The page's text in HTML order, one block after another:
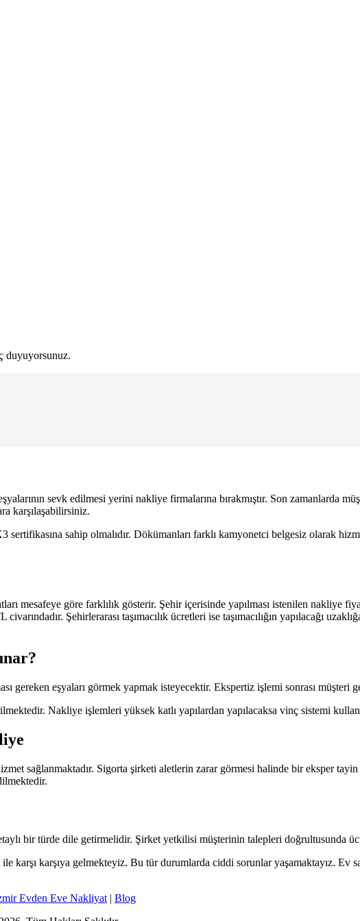
duyuyorsunuz.
sevk edilmesi yerini nakliye firmalarına bırakmıştır. Son zamanlarda
karşılaşabilirsiniz.
sahip olmalıdır. Dökümanları farklı kamyonetci belgesiz olarak
mesafeye göre farklılık gösterir. Şehir içerisinde yapılması istenilen nakliye
Şehirlerarası taşımacılık ücretleri ise taşımacılığın yapılacağı
gereken eşyaları görmek yapmak isteyecektir. Ekspertiz işlemi sonrası
Nakliye işlemleri yüksek katlı yapılardan yapılacaksa vinç sistemi
sağlanmaktadır. Sigorta şirketi aletlerin zarar görmesi halinde bir eksper
bir türde dile getirmelidir. Şirket yetkilisi müşterinin talepleri doğrultusunda
karşı karşıya gelmekteyiz. Bu tür durumlarda ciddi sorunlar yaşamaktayız. Ev
Evden Eve Nakliyat | Blog